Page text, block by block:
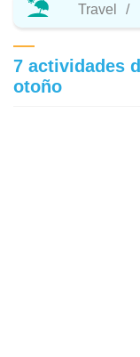
Travel
7 actividades
otoño